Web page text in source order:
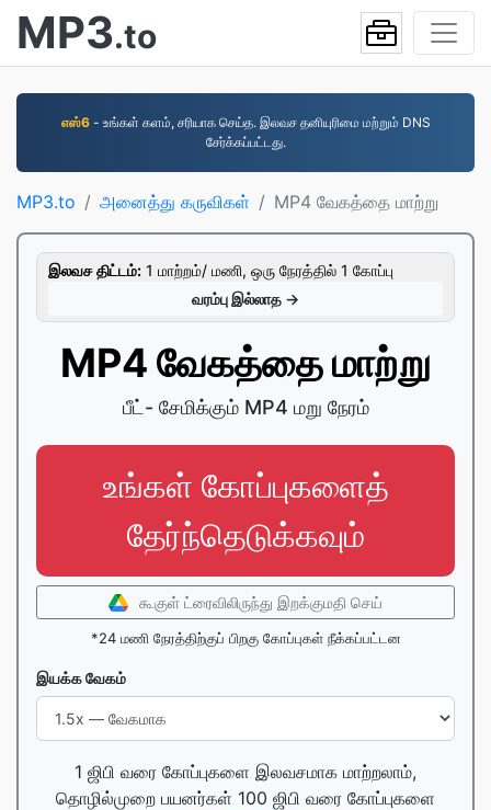
MP3.to
எஸ்6- உங்கள் களம், சரியாக செய்த. இலவச தனியுரிமை மற்றும் DNS
சேர்க்கப்பட்டது.
MP3.to அனைத்து கருவிகள் MP4 வேகத்தை மாற்று
இலவச திட்டம்: 1 மாற்றம்/ மணி, ஒரு நேரத்தில் 1 கோப்பு
வரம்பு இல்லாத →
MP4 வேகத்தை மாற்று
பீட்- சேமிக்கும் MP4 மறு நேரம்
உங்கள் கோப்புகளைத்
தேர்ந்தெடுக்கவும்
கூகுள் ட்ரைவிலிருந்து இறக்குமதி செய்
*24 மணி நேரத்திற்குப் பிறகு கோப்புகள் நீக்கப்பட்டன
இயக்க வேகம்
1 ஜிபி வரை கோப்புகளை இலவசமாக மாற்றலாம்,
தொழில்முறை பயனர்கள் 100 ஜிபி வரை கோப்புகளை